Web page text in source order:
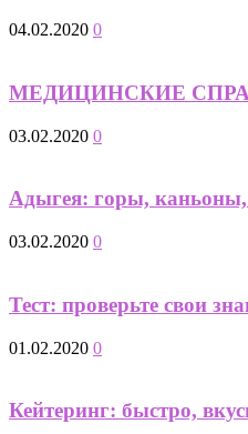
04.02.2020 0
МЕДИЦИНСКИЕ
03.02.2020 0
Адыгея: горы, каньоны,
03.02.2020 0
Тест: проверьте свои
01.02.2020 0
Кейтеринг: быстро,